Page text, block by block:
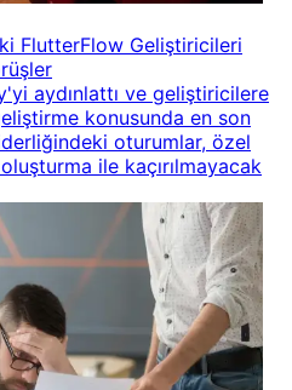
FlutterFlow Geliştiricileri
aydınlattı ve geliştiricilere
konusunda en son
oturumlar, özel
ile kaçırılmayacak